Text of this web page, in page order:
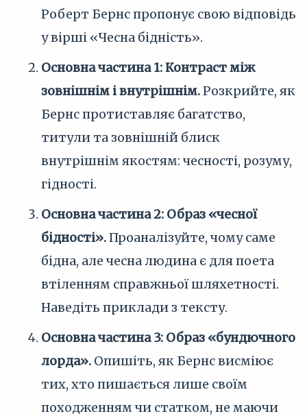
Роберт Бернс пропонує свою відповідь
у вірші «Чесна бідність».
Основна частина 1: Контраст між
зовнішнім і внутрішнім.Розкрийте, як
Бернс протиставляє багатство,
титули та зовнішній блиск
внутрішнім якостям: чесності, розуму,
гідності.
Основна частина 2: Образ «чесної
бідності».Проаналізуйте, чому саме
бідна, але чесна людина є для поета
втіленням справжньої шляхетності.
Наведіть приклади з тексту.
Основна частина 3: Образ «бундючного
лорда». Опишіть, як Бернс висміює
тих, хто пишається лише своїм
походженням чи статком, не маючи